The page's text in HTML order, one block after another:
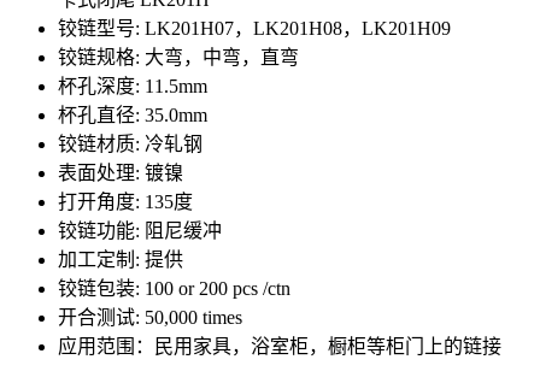
铰链型号: LK201H07，LK201H08，LK201H09
铰链规格: 大弯，中弯，直弯
杯孔深度: 11.5mm
杯孔直径: 35.0mm
铰链材质: 冷轧钢
表面处理: 镀镍
打开角度: 135度
铰链功能: 阻尼缓冲
加工定制: 提供
铰链包装: 100 or 200 pcs /ctn
开合测试: 50,000 times
应用范围：民用家具，浴室柜，橱柜等柜门上的链接